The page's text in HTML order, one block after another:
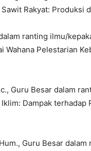
Rakyat: Produksi
ranting ilmu/
Wahana Pelestarian
Guru Besar dalam
Dampak terhadap
Guru Besar